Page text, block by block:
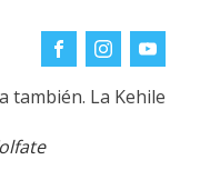
también. La Kehile